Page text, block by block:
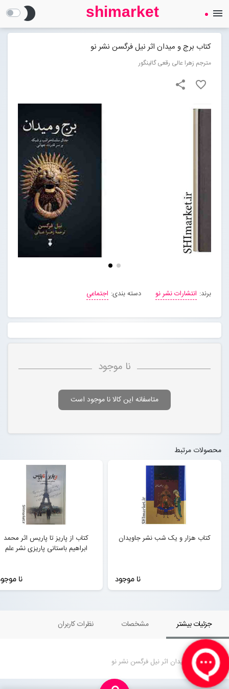
SHIMARKET
فروشگاه اینترنتی کتاب
تماس با ما
ورود به سایت
brightness_2 shimarket menu
کتاب برج و میدان اثر نیل فرگسن نشر نو
مترجم زهرا عالی رقعی گالینگور
favorite_border
share
برند: انتشارات نشر نو دسته بندی: اجتماعی
نا موجود
متاسفانه این کالا نا موجود است
محصولات مرتبط
کتاب هزار و یک شب نشر جاویدان
نا موجود
کتاب از پاریز تا پاریس اثر محمد
ابراهیم باستانی پاریزی نشر علم
نا
جزئیات بیشتر مشخصات نظرات کاربران
کتاب برج و میدان اثر نیل فرگسن نشر نو